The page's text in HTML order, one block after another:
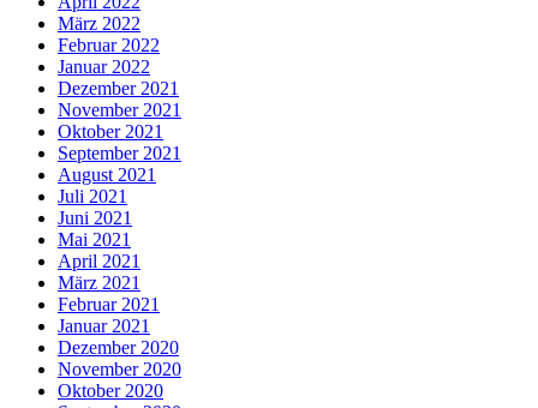
März 2022
Februar 2022
Januar 2022
Dezember 2021
November 2021
Oktober 2021
September 2021
August 2021
Juli 2021
Juni 2021
Mai 2021
April 2021
März 2021
Februar 2021
Januar 2021
Dezember 2020
November 2020
Oktober 2020